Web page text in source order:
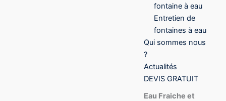
fontaine à eau
Entretien de
fontaines à eau
Qui sommes nous
?
Actualités
DEVIS GRATUIT
Eau Fraiche et